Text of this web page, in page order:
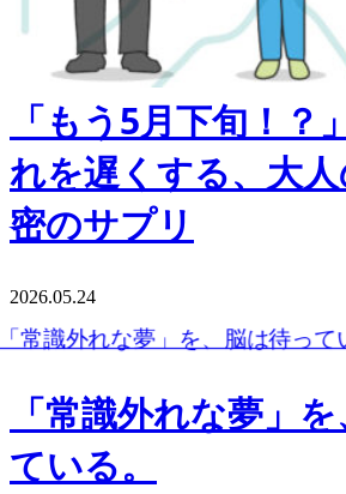
「もう5月下旬！？
れを遅くする、大
密のサプリ
2026.05.24
「常識外れな夢」
ている。